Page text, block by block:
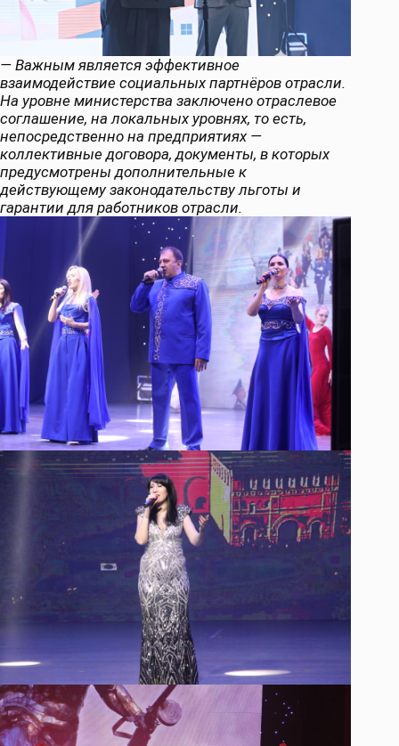
— Важным является эффективное
взаимодействие социальных партнёров отрасли.
На уровне министерства заключено отраслевое
соглашение, на локальных уровнях, то есть,
непосредственно на предприятиях —
коллективные договора, документы, в которых
предусмотрены дополнительные к
действующему законодательству льготы и
гарантии для работников отрасли.